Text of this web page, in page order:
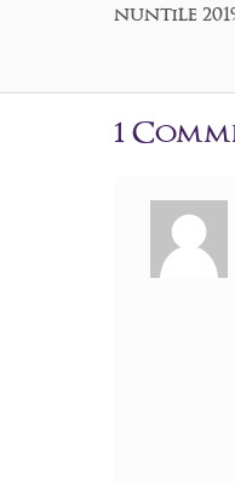
nuntile
1